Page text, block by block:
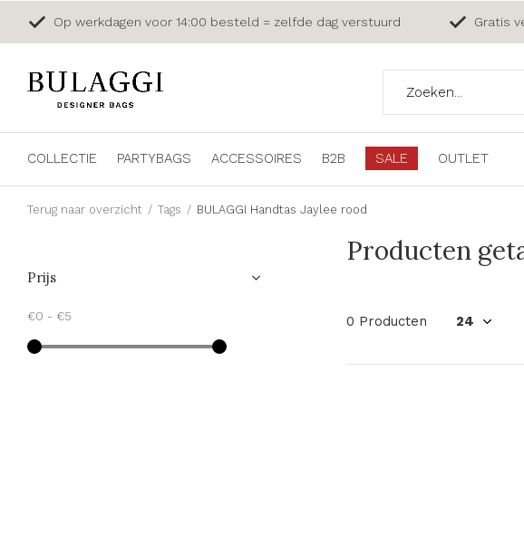
COLLECTIE PARTYBAGS ACCESSOIRES B2B SALE OUTLET
Op werkdagen voor 14:00 besteld = zelfde dag verstuurd Gratis
Terug naar overzicht Tags BULAGGI Handtas Jaylee rood
Producten
0 Producten
Prijs
€0 - €5